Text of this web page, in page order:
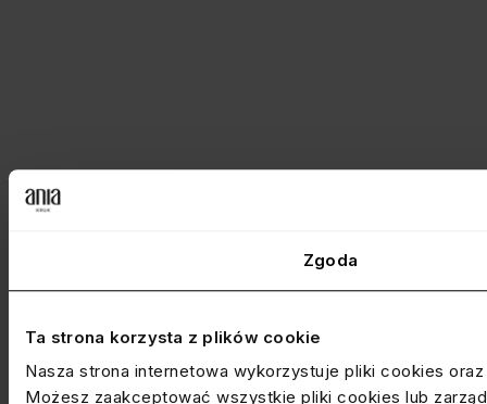
Zgoda
Ta strona korzysta z plików cookie
Nasza strona internetowa wykorzystuje pliki cookies
Możesz zaakceptować wszystkie pliki cookies lub